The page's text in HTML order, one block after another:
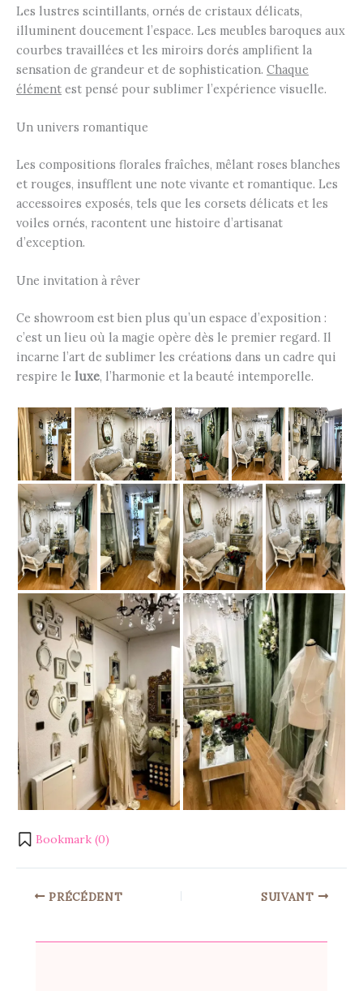
Les lustres scintillants, ornés de cristaux délicats,
illuminent doucement l’espace. Les meubles baroques aux
courbes travaillées et les miroirs dorés amplifient la
sensation de grandeur et de sophistication. Chaque
élément est pensé pour sublimer l’expérience visuelle.
Un univers romantique
Les compositions florales fraîches, mêlant roses blanches
et rouges, insufflent une note vivante et romantique. Les
accessoires exposés, tels que les corsets délicats et les
voiles ornés, racontent une histoire d’artisanat
d’exception.
Une invitation à rêver
Ce showroom est bien plus qu’un espace d’exposition :
c’est un lieu où la magie opère dès le premier regard. Il
incarne l’art de sublimer les créations dans un cadre qui
respire le luxe, l’harmonie et la beauté intemporelle.
Bookmark (0)
PRÉCÉDENT SUIVANT